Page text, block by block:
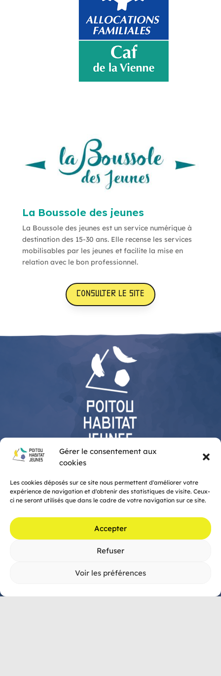
Gérer le consentement aux
cookies
Les cookies déposés sur ce site nous permettent d'améliorer votre
expérience de navigation et d'obtenir des statistiques de visite. Ceux-
ci ne seront utilisés que dans le cadre de votre navigation sur ce site.
Accepter
Refuser
Voir les préférences
La Boussole des jeunes
La Boussole des jeunes est un service numérique à
destination des 15-30 ans. Elle recense les services
mobilisables par les jeunes et facilite la mise en
relation avec le bon professionnel.
CONSULTER LE SITE
Poitou Habitat Jeunes

5 rue Henri Dunant, 86000 POITIERS
Horaires d’ouverture
Du lundi au vendredi :